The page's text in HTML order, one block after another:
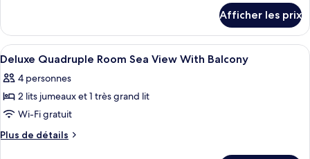
chambre :
Deluxe
Double
Room
Sea
View
With
Balcony
Deluxe
Double
Room
View
With
Afficher les prix
Afficher
toutes
les
photos
pour
ce
Minibar, coffre-fort pour ordinateur
5
Deluxe Quadruple Room Sea View With Balcony
4 personnes
2 lits jumeaux et 1 très grand lit
Wi-Fi gratuit
Plus de détails
Plus